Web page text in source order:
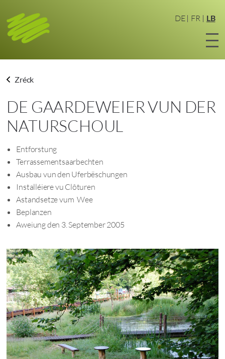
DE FR LB
Zréck
DE GAARDEWEIER VUN DER
NATURSCHOUL
Entforstung
Terrassementsaarbechten
Ausbau vun den Uferbëschungen
Installéiere vu Clôturen
Astandsetze vum Wee
Beplanzen
Aweiung den 3. September 2005